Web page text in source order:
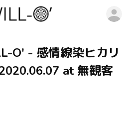
O' - 感情線染ヒカリ
at 無観客